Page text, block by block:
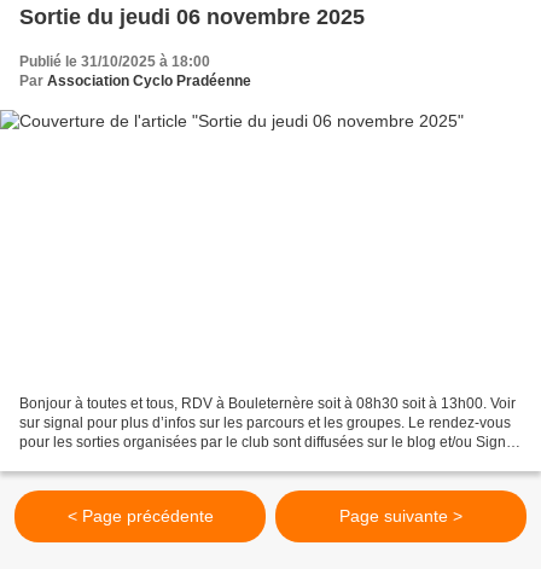
Sortie du jeudi 06 novembre 2025
Publié le 31/10/2025 à 18:00
Par Association Cyclo Pradéenne
Bonjour à toutes et tous, RDV à Bouleternère soit à 08h30 soit à 13h00. Voir
sur signal pour plus d’infos sur les parcours et les groupes. Le rendez-vous
pour les sorties organisées par le club sont diffusées sur le blog et/ou Signal.
< Page précédente Page suivante >